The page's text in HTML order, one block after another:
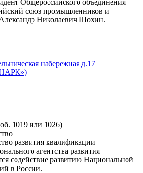
Общероссийского объединения
союз промышленников и
Николаевич Шохин.
набережная д.17
1019 или 1026)
развития квалификации
агентства развития
содействие развитию Национальной
в России.